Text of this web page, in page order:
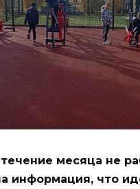
месяца не
информация, что